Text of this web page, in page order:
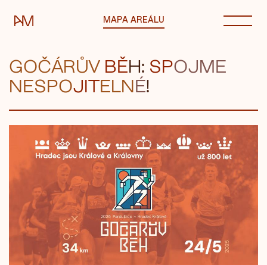
Automatické mlýny MAPA AREÁLU
GOČÁRŮV BĚH: SPOJME
NESPOJITELNÉ!